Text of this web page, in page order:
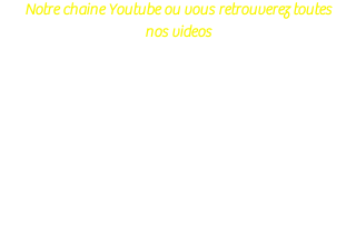
Notre chaine Youtube ou vous retrouverez toutes
nos videos